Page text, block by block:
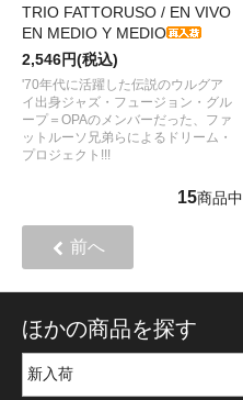
TRIO FATTORUSO / EN VIVO
EN MEDIO Y MEDIO
2,546円(税込)
'70年代に活躍した伝説のウルグア
イ出身ジャズ・フュージョン・グル
ープ＝OPAのメンバーだった、ファ
ットルーソ兄弟らによるドリーム・
プロジェクト!!!
15商品中
前へ
ほかの商品を探す